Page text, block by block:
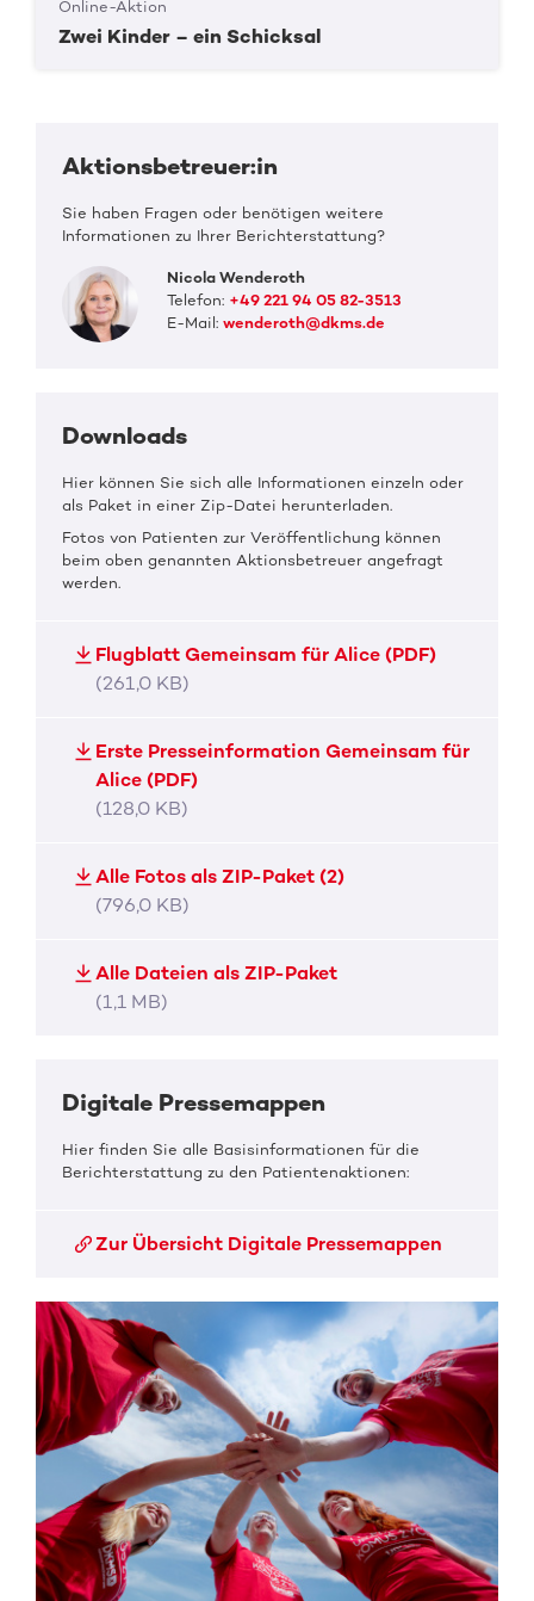
Online-Aktion
Zwei Kinder – ein Schicksal
Aktionsbetreuer:in
Sie haben Fragen oder benötigen weitere
Informationen zu Ihrer Berichterstattung?
Nicola Wenderoth
Telefon: +49 221 94 05 82-3513
E-Mail:wenderoth@dkms.de
Downloads
Hier können Sie sich alle Informationen einzeln oder
als Paket in einer Zip-Datei herunterladen.
Fotos von Patienten zur Veröffentlichung können
beim oben genannten Aktionsbetreuer angefragt
werden.
Flugblatt Gemeinsam für Alice (PDF)
(261,0 KB)
Erste Presseinformation Gemeinsam für
Alice (PDF)
(128,0 KB)
Alle Fotos als ZIP-Paket (2)
(796,0 KB)
Alle Dateien als ZIP-Paket
(1,1 MB)
Digitale Pressemappen
Hier finden Sie alle Basisinformationen für die
Berichterstattung zu den Patientenaktionen:
Zur Übersicht Digitale Pressemappen